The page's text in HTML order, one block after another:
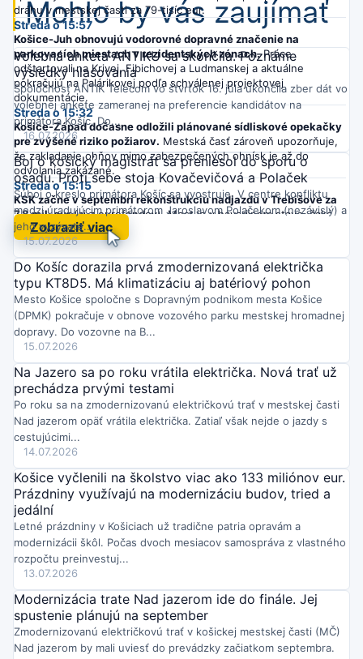
dráhu v mestskej časti za 79-tisíc eur.
Streda o 15:57
Košice-Juh obnovujú vodorovné dopravné značenie na
parkovacích miestach v rezidentských zónach.Práce
odštartovali na Krivej, Fibichovej a Ludmanskej a aktuálne
pokračujú na Palárikovej podľa schválenej projektovej
dokumentácie.
Streda o 15:32
Košice-Západ dočasne odložili plánované sídliskové opekačky
pre zvýšené riziko požiarov. Mestská časť zároveň upozorňuje,
že zakladanie ohňov mimo zabezpečených ohnísk je až do
odvolania zakázané.
Streda o 15:15
KSK začne v septembri rekonštrukciu nadjazdu v Trebišove za
7,8 mil. eur(aj z eurofondov). Most je v havarijnom stave, čaká
ho 10 mesiacov prác a úplná uzávera s obchádzkami po
miestnych cestách.
Streda o 14:58
Košice-Juh mení volebné miestnosti: pred najbližšími voľbami
si overte, kde budete hlasovať.Mestská časť vyzýva obyvateľov
skontrolovať nové umiestnenie a podrobnosti na svojom
oficiálnom webe.
Streda o 14:52
Košická Furča žila podujatím „Hudba, ktorá spája generácie“,
kde sa predstavilo desať folklórnych súborov aj speváčka
Veronika Rabada a DJ Milan Lieskovský. Na pódiu sa stretli
účinkujúci od 6 do 93 rokov, čo dalo večeru výnimočný
generačný rozmer.
Streda o 14:28
V piatok 7. augusta ožije multifunkčné ihrisko Playko v
Mestskom parku Košice podujatím Športový piatok.
silového trojboja a možnosť vyskúšať si viacero disciplín.
Streda o 14:22
Na Sídlisku Ťahanovce v Košiciach prebehol prvý kontrolný deň
výstavby novej cestičky pre chodcov a cyklistov.
Zástupcovia
mesta, mestskej časti, zhotoviteľa, stavebného dozoru aj
projektanta riešili možné komplikácie a postupy, ako ich zvládnuť.
Streda o 13:01
HC Košice na oficiálnom Facebooku ohlásil štart novej
hokejovej sezóny.Klub avizuje prípravy na nové výzvy a teší sa
na podporu fanúšikov v Steel aréne aj mimo nej.
Streda o 12:42
Kojšov pri Košiciach dočasne obmedzil používanie pitnej vody z
verejného vodovodu pre sucho a pokles zdrojov.Zakázané je
Zobraziť viac
Mohlo by vás zaujímať
Volebná anketa ANTIKU sa skončila. Poznáme
výsledky hlasovania
Spoločnosť ANTIK Telecom vo štvrtok 16. júla ukončila zber dát vo
volebnej ankete zameranej na preferencie kandidátov na
primátora Košíc. Do...
16.07.2026
Boj o košický magistrát sa preniesol do sporu o
osadu. Proti sebe stoja Kovačevičová a Polaček
Súboj o kreslo primátora Košíc sa vyostruje. V centre konfliktu
medzi úradujúcim primátorom Jaroslavom Polačekom (nezávislý) a
jeho vyzývate...
15.07.2026
Do Košíc dorazila prvá zmodernizovaná električka
typu KT8D5. Má klimatizáciu aj batériový pohon
Mesto Košice spoločne s Dopravným podnikom mesta Košice
(DPMK) pokračuje v obnove vozového parku mestskej hromadnej
dopravy. Do vozovne na B...
15.07.2026
Na Jazero sa po roku vrátila električka. Nová trať už
prechádza prvými testami
Po roku sa na zmodernizovanú električkovú trať v mestskej časti
Nad jazerom opäť vrátila električka. Zatiaľ však nejde o jazdy s
cestujúcimi...
14.07.2026
Košice vyčlenili na školstvo viac ako 133 miliónov eur.
Prázdniny využívajú na modernizáciu budov, tried a
jedální
Letné prázdniny v Košiciach už tradične patria opravám a
modernizácii škôl. Počas dvoch mesiacov samospráva z vlastného
rozpočtu preinvestuj...
13.07.2026
Modernizácia trate Nad jazerom ide do finále. Jej
spustenie plánujú na september
Zmodernizovanú električkovú trať v košickej mestskej časti (MČ)
Nad jazerom by mali uviesť do prevádzky začiatkom septembra.